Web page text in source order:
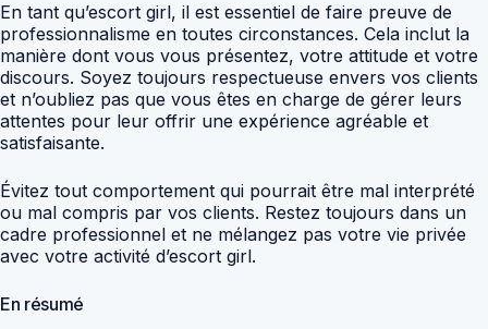
En tant qu’escort girl, il est essentiel de faire preuve de
professionnalisme en toutes circonstances. Cela inclut la
manière dont vous vous présentez, votre attitude et votre
discours. Soyez toujours respectueuse envers vos clients
et n’oubliez pas que vous êtes en charge de gérer leurs
attentes pour leur offrir une expérience agréable et
satisfaisante.
Évitez tout comportement qui pourrait être mal interprété
ou mal compris par vos clients. Restez toujours dans un
cadre professionnel et ne mélangez pas votre vie privée
avec votre activité d’escort girl.
En résumé